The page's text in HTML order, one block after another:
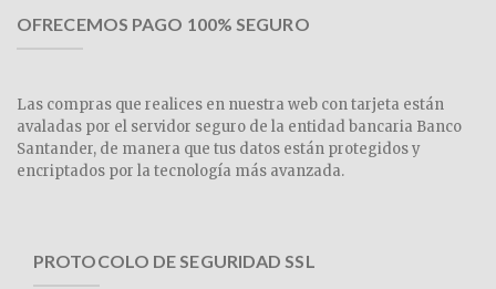
OFRECEMOS PAGO 100% SEGURO
Las compras que realices en nuestra web con tarjeta están
avaladas por el servidor seguro de la entidad bancaria Banco
Santander, de manera que tus datos están protegidos y
encriptados por la tecnología más avanzada.
PROTOCOLO DE SEGURIDAD SSL